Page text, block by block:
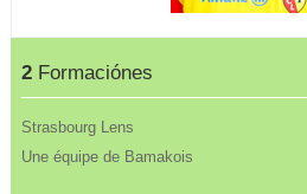
2 Formaciónes
Strasbourg Lens
Une équipe de Bamakois